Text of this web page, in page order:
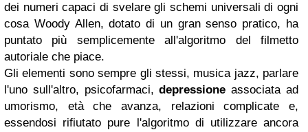
dei numeri capaci di svelare gli schemi universali di ogni
cosa Woody Allen, dotato di un gran senso pratico, ha
puntato più semplicemente all'algoritmo del filmetto
autoriale che piace.
Gli elementi sono sempre gli stessi, musica jazz, parlare
l'uno sull'altro, psicofarmaci,depressione associata ad
umorismo, età che avanza, relazioni complicate e,
essendosi rifiutato pure l'algoritmo di utilizzare ancora